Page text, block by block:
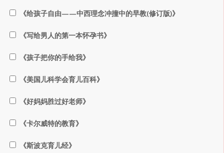
《给孩子自由——中西理念冲撞中的早教(修订版)》
《写给男人的第一本怀孕书》
《孩子把你的手给我》
《美国儿科学会育儿百科》
《好妈妈胜过好老师》
《卡尔威特的教育》
《斯波克育儿经》